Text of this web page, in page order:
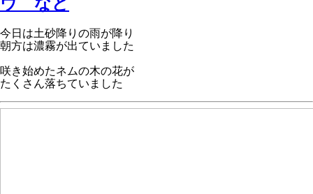
今日は土砂降りの雨が降り
朝方は濃霧が出ていました
咲き始めたネムの木の花が
たくさん落ちていました